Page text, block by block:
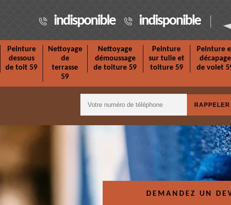
indisponible indisponible
Peinture
dessous
de toit 59
Nettoyage
de
terrasse
59
Nettoyage
démoussage
de toiture 59
Peinture
sur tuile et
toiture 59
Peinture
décapage
de volet
DEMANDEZ UN